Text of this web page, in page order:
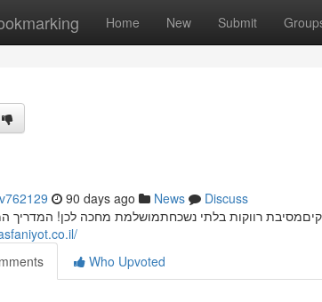
Home New Submit
90 days ago News
Discuss
רווקות בלתי נשכחתמושלמת מחכה לכן! המדריך
Who Upvoted